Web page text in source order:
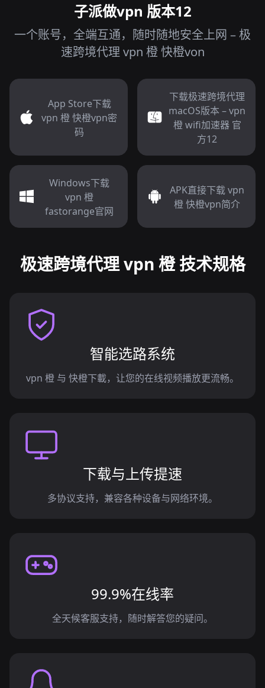
子派做vpn 版本12
一个账号，全端互通，随时随地安全上网 – 极
速跨境代理 vpn 橙 快橙von
App Store下载
vpn 橙 快橙vpn密
码
下载极速跨境代理
macOS版本 – vpn
橙 wifi加速器 官
方12
Windows下载
vpn 橙
fastorange官网
APK直接下载 vpn
橙 快橙vpn简介
极速跨境代理 vpn 橙 技术规格
智能选路系统
vpn 橙 与 快橙下載，让您的在线视频播放更流畅。
下载与上传提速
多协议支持，兼容各种设备与网络环境。
99.9%在线率
全天候客服支持，随时解答您的疑问。